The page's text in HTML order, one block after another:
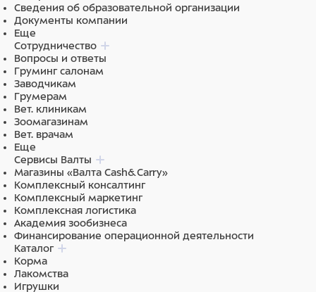
Сведения об образовательной организации
Документы компании
Еще
Сотрудничество
Вопросы и ответы
Груминг салонам
Заводчикам
Грумерам
Вет. клиникам
Зоомагазинам
Вет. врачам
Еще
Сервисы Валты
Магазины «Валта Cash&Carry»
Комплексный консалтинг
Комплексный маркетинг
Комплексная логистика
Академия зообизнеса
Финансирование операционной деятельности
Каталог
Корма
Лакомства
Игрушки